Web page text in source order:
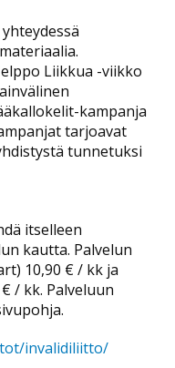
Liikkua -viikko
kampanja
tarjoavat
tunnetuksi
itselleen
kautta. Palvelun
10,90 € / kk ja
/ kk. Palveluun
invalidiliitto/